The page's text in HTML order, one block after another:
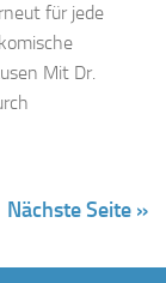
für jede
Mit Dr.
Nächste Seite »